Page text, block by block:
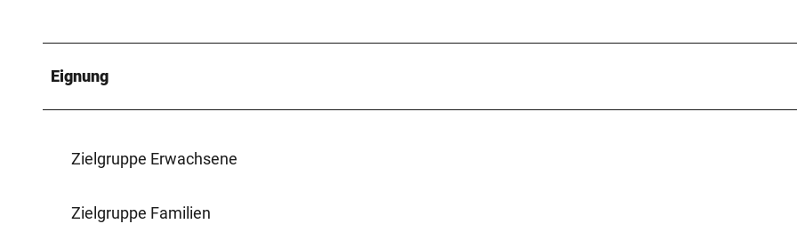
Eignung
Zielgruppe Erwachsene
Zielgruppe Familien